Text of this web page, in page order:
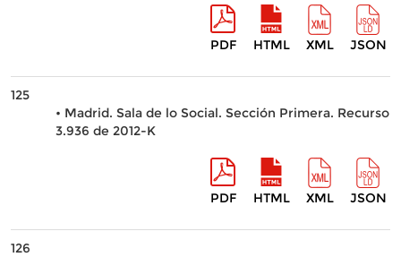
PDF HTML XML JSON
125
• Madrid. Sala de lo Social. Sección Primera. Recurso
3.936 de 2012-K
PDF HTML XML JSON
126